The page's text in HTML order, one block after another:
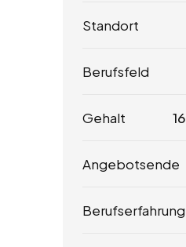
Standort
Berufsfeld
Gehalt 16
Angebotsende
Berufserfahrung